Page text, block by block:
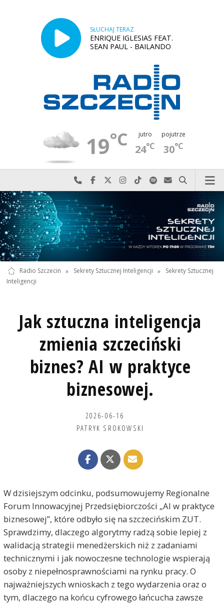
SŁUCHAJ TERAZ
ENRIQUE IGLESIAS FEAT.
SEAN PAUL - BAILANDO
19°C jutro
24°C
pojutrze
30°C
Najlepiej po prostu do nas zadzwoń
Odwiedź nas na Facebook-u
Odwiedź nas na X
Odwiedź nas na Instagram-ie
Odwiedź nas na TikTok-u
Szukaj nas na Spotify
Wyślij do nas
Szukaj
Radio Szczecin » Sekrety Sztucznej Inteligencji »
Sekrety Sztucznej
Inteligencji
Jak sztuczna inteligencja
zmienia szczeciński
biznes? AI w praktyce
biznesowej.
2026-06-16
PATRYK SROKOWSKI
W dzisiejszym odcinku, podsumowujemy Regionalne
Forum Innowacyjnej Przedsiębiorczości „AI w praktyce
biznesowej”, które odbyło się na szczecińskim ZUT.
Sprawdzimy, dlaczego algorytmy radzą sobie lepiej z
walidacją strategii menedżerskich niż z zadaniami
technicznymi i jak nowoczesne technologie wspierają
osoby z niepełnosprawnościami na rynku pracy. O
najważniejszych wnioskach z tego wydarzenia oraz o
tym, dlaczego na końcu cyfrowego łańcucha zawsze